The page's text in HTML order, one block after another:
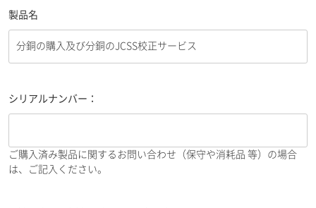
製品名
シリアルナンバー：
ご購入済み製品に関するお問い合わせ（保守や消耗品 等）の場合
は、ご記入ください。